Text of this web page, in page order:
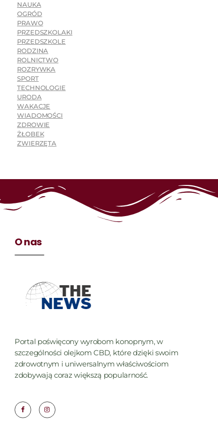
NAUKA
OGRÓD
PRAWO
PRZEDSZKOLAKI
PRZEDSZKOLE
RODZINA
ROLNICTWO
ROZRYWKA
SPORT
TECHNOLOGIE
URODA
WAKACJE
WIADOMOŚCI
ZDROWIE
ŻŁOBEK
ZWIERZĘTA
O nas
Portal poświęcony wyrobom konopnym, w
szczególności olejkom CBD, które dzięki swoim
zdrowotnym i uniwersalnym właściwościom
zdobywają coraz większą popularność.